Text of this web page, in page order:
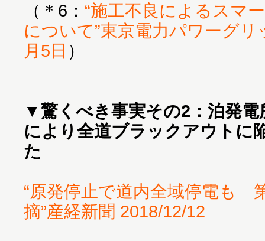
（＊6： “施工不良によるスマ
について”東京電力パワーグ
月5日 ）
▼驚くべき事実その2：泊発
により全道ブラックアウトに
た
“原発停止で道内全域停電も
摘”産経新聞 2018/12/12